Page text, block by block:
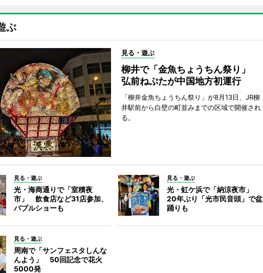
ぶ
見る・遊ぶ
柳井で「金魚ちょうちん祭り」
弘前ねぷたが中国地方初運行
「柳井金魚ちょうちん祭り」が8月13日、JR柳
井駅前から白壁の町並みまでの区域で開催され
る。
見る・遊ぶ
光・海商通りで「室積夜
市」 飲食店など31店参加、
バブルショーも
見る・遊ぶ
光・虹ケ浜で「納涼夜市」
20年ぶり「光市民音頭」で盆
踊りも
見る・遊ぶ
周南で「サンフェスタしんな
んよう」 50回記念で花火
5000発